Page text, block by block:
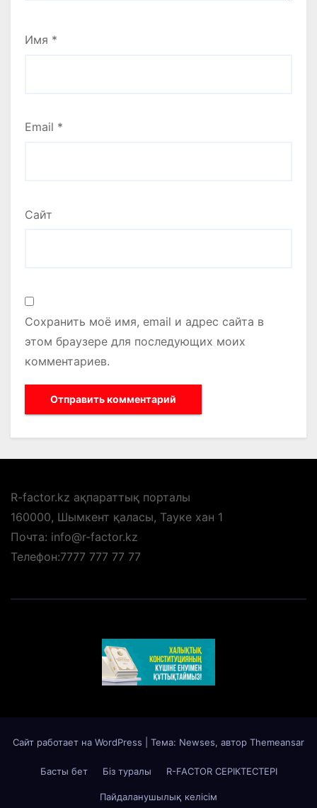
Имя *
Email *
Сайт
Сохранить моё имя, email и адрес сайта в
этом браузере для последующих моих
комментариев.
R-factor.kz ақпараттық порталы
160000, Шымкент қаласы, Тауке хан 1
Почта: info@r-factor.kz
Телефон:7777 777 77 77
Сайт работает на WordPress Тема: Newses, автор Themeansar
Басты бет Біз туралы R-FACTOR СЕРІКТЕСТЕРІ
Пайдаланушылық келісім